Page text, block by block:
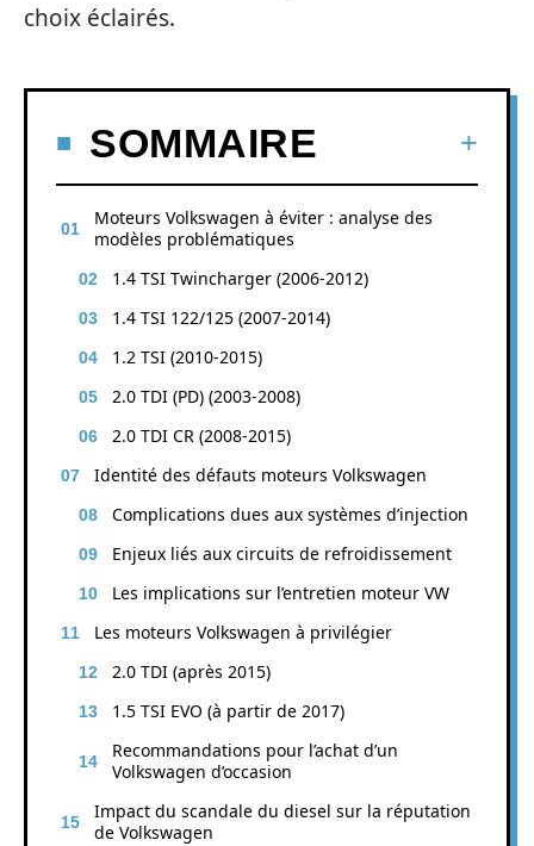
choix éclairés.
SOMMAIRE
Moteurs Volkswagen à éviter : analyse des
modèles problématiques
1.4 TSI Twincharger (2006-2012)
1.4 TSI 122/125 (2007-2014)
1.2 TSI (2010-2015)
2.0 TDI (PD) (2003-2008)
2.0 TDI CR (2008-2015)
Identité des défauts moteurs Volkswagen
Complications dues aux systèmes d’injection
Enjeux liés aux circuits de refroidissement
Les implications sur l’entretien moteur VW
Les moteurs Volkswagen à privilégier
2.0 TDI (après 2015)
1.5 TSI EVO (à partir de 2017)
Recommandations pour l’achat d’un
Volkswagen d’occasion
Impact du scandale du diesel sur la réputation
de Volkswagen